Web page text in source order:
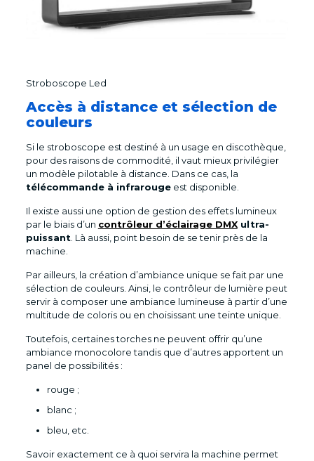
Stroboscope Led
Accès à distance et sélection de
couleurs
Si le stroboscope est destiné à un usage en discothèque,
pour des raisons de commodité, il vaut mieux privilégier
un modèle pilotable à distance. Dans ce cas, la
télécommande à infrarougeest disponible.
Il existe aussi une option de gestion des effets lumineux
par le biais d’un contrôleur d’éclairage DMXultra-
puissant. Là aussi, point besoin de se tenir près de la
machine.
Par ailleurs, la création d’ambiance unique se fait par une
sélection de couleurs. Ainsi, le contrôleur de lumière peut
servir à composer une ambiance lumineuse à partir d’une
multitude de coloris ou en choisissant une teinte unique.
Toutefois, certaines torches ne peuvent offrir qu’une
ambiance monocolore tandis que d’autres apportent un
panel de possibilités :
rouge ;
blanc ;
bleu, etc.
Savoir exactement ce à quoi servira la machine permet